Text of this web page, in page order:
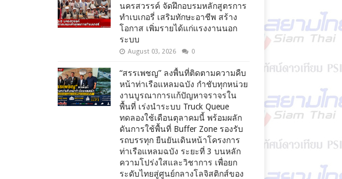
นครสวรรค์ จัดฝึกอบรมหลักสูตรการ
ทำเบเกอรี่ เสริมทักษะอาชีพ สร้าง
โอกาส เพิ่มรายได้แก่แรงงานนอก
ระบบ
August 03, 2026 0
“สรรเพชญ” ลงพื้นที่ติดตามความคืบ
หน้าท่าเรือแหลมฉบัง กำชับทุกหน่วย
งานบูรณาการแก้ปัญหาจราจรใน
พื้นที่ เร่งนำระบบ Truck Queue
ทดลองใช้เดือนตุลาคมนี้ พร้อมผลัก
ดันการใช้พื้นที่ Buffer Zone รองรับ
รถบรรทุก ยืนยันเดินหน้าโครงการ
ท่าเรือแหลมฉบัง ระยะที่ 3 บนหลัก
ความโปร่งใสและวิชาการ เพื่อยก
ระดับไทยสู่ศูนย์กลางโลจิสติกส์ของ